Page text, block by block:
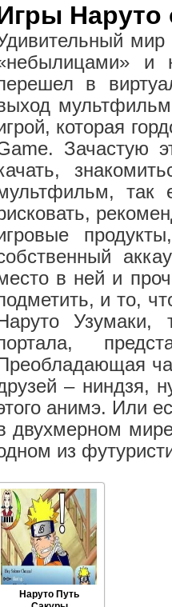
Наруто
и
в
которая
Зачастую
так
в ней и
и то,
– ниндзя,
анимэ. Или
двухмерном
из
Наруто Путь